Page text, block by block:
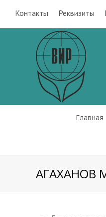
Контакты Реквизиты
Главная
АГАХАНОВ